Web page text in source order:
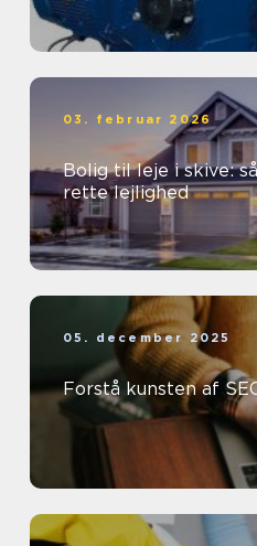
03. februar 2026
Bolig til leje i skive:
rette lejlighed
05. december 2025
Forstå kunsten af